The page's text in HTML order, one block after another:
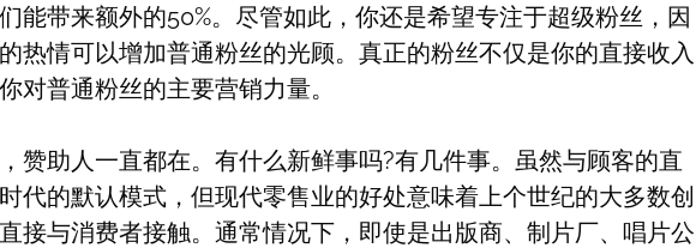
能带来额外的50%。尽管如此，你还是希望专注于超级粉丝，因
热情可以增加普通粉丝的光顾。真正的粉丝不仅是你的直接收入
对普通粉丝的主要营销力量。
赞助人一直都在。有什么新鲜事吗?有几件事。虽然与顾客的直
代的默认模式，但现代零售业的好处意味着上个世纪的大多数创
接与消费者接触。通常情况下，即使是出版商、制片厂、唱片公